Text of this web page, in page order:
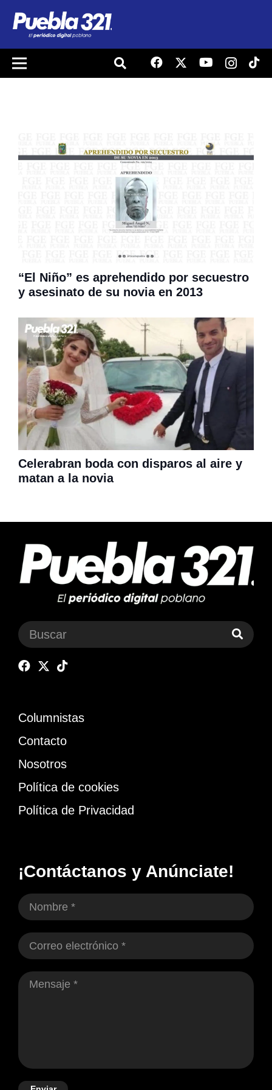
“El Niño” es aprehendido por secuestro
y asesinato de su novia en 2013
Celerabran boda con disparos al aire y
matan a la novia
Columnistas
Contacto
Nosotros
Política de cookies
Política de Privacidad
¡Contáctanos y Anúnciate!